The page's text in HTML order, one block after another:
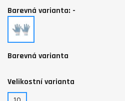
Barevná varianta: -
Barevná varianta
Velikostní varianta